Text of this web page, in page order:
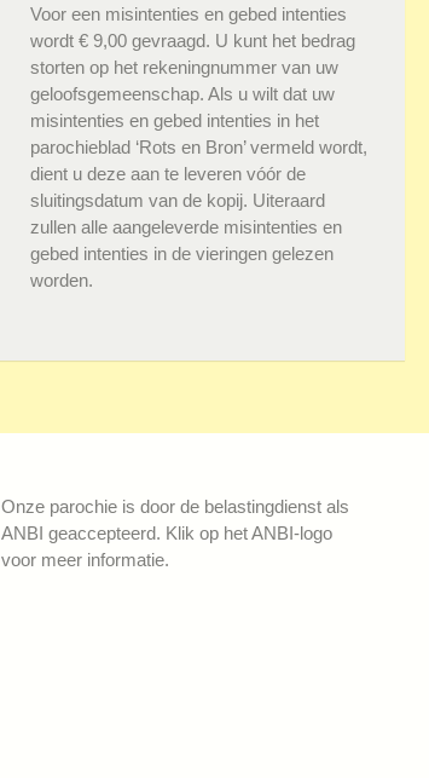
Voor een misintenties en gebed intenties
wordt € 9,00 gevraagd. U kunt het bedrag
storten op het rekeningnummer van uw
geloofsgemeenschap. Als u wilt dat uw
misintenties en gebed intenties in het
parochieblad ‘Rots en Bron’ vermeld wordt,
dient u deze aan te leveren vóór de
sluitingsdatum van de kopij. Uiteraard
zullen alle aangeleverde misintenties en
gebed intenties in de vieringen gelezen
worden.
Onze parochie is door de belastingdienst als
ANBI geaccepteerd. Klik op het ANBI-logo
voor meer informatie.